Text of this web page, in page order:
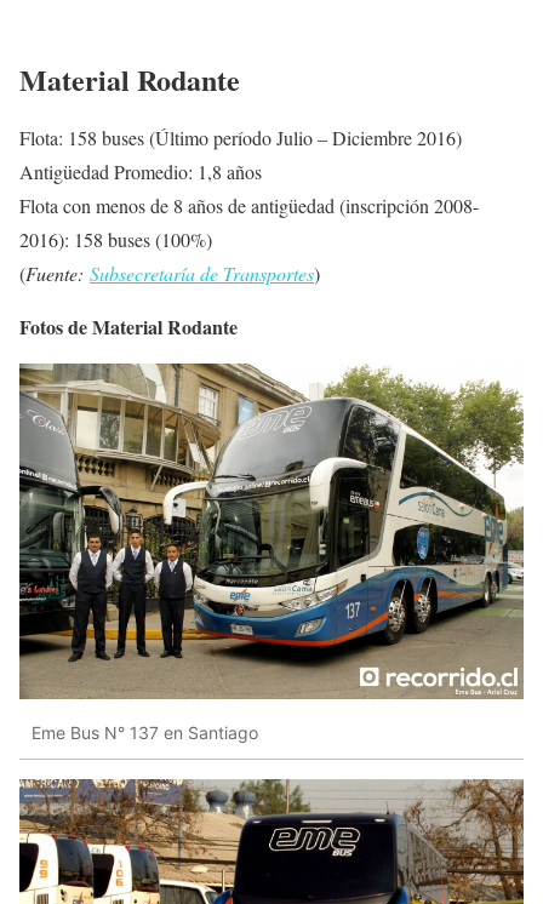
Material Rodante
Flota: 158 buses (Último período Julio – Diciembre 2016)
Antigüedad Promedio: 1,8 años
Flota con menos de 8 años de antigüedad (inscripción 2008-
2016): 158 buses (100%)
(Fuente: Subsecretaría de Transportes)
Fotos de Material Rodante
Eme Bus N° 137 en Santiago